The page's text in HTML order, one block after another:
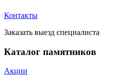
Контакты
Заказать выезд специалиста
Каталог памятников
Акции